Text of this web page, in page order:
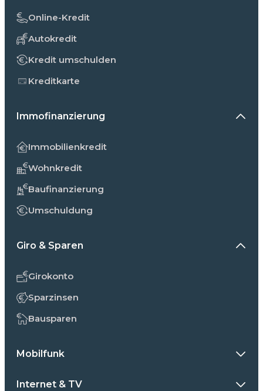
Online-Kredit
Autokredit
Kredit umschulden
Kreditkarte
Immofinanzierung
Immobilienkredit
Wohnkredit
Baufinanzierung
Umschuldung
Giro & Sparen
Girokonto
Sparzinsen
Bausparen
Mobilfunk
Internet & TV